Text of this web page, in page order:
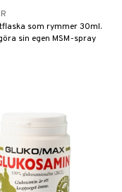
som rymmer 30ml.
sin egen MSM-spray
ta en del MSM-pulver
det med sex delar